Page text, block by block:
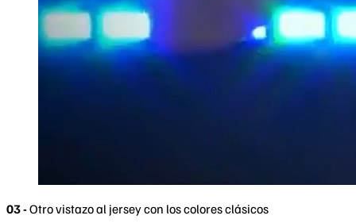
03 -Otro vistazo al jersey con los colores clásicos